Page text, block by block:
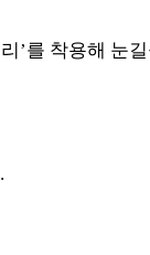
’를 착용해 눈